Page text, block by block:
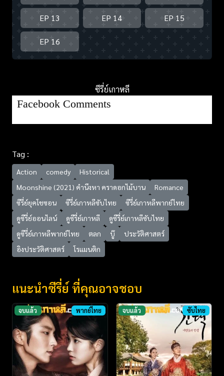
EP 13 EP 14 EP 15
EP 16
ซีรี่ย์เกาหลี
Facebook Comments
Tag :
Action comedy
Historical
Moonshine (2021) คำนึงหา คราดอกไม้บาน
Romance
ซีรี่ย์ยุคโชซอน
ซีรี่ย์เกาหลีซับไทย
ซีรี่ย์เกาหลีพากย์ไทย
ดูซีรี่ย์ออนไลน์
ดูซีรี่ย์เกาหลี
ดูซีรี่ย์เกาหลีซับไทย
ดูซีรี่ย์เกาหลีพากย์ไทย
ตลก บู๊
ประวัติศาสตร์
อิงประวัติศาสตร์
โรแมนติก
แนะนำซีรี่ย์ ที่คุณอาจชอบ
จบแล้ว พากย์ไทย จบแล้ว ซับไทย